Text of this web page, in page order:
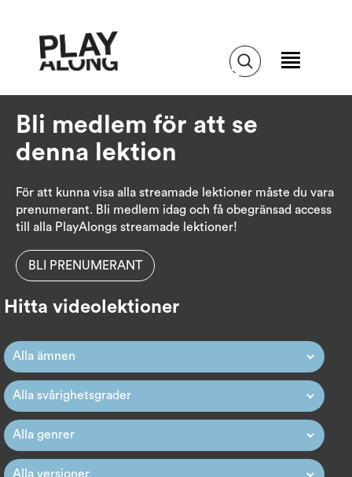
Bli medlem för att se
denna lektion
För att kunna visa alla streamade lektioner måste du vara
prenumerant. Bli medlem idag och få obegränsad access
till alla PlayAlongs streamade lektioner!
BLI PRENUMERANT
Hitta videolektioner